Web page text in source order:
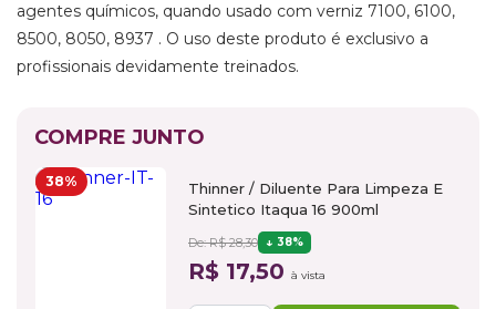
agentes químicos, quando usado com verniz 7100, 6100,
8500, 8050, 8937 . O uso deste produto é exclusivo a
profissionais devidamente treinados.
COMPRE JUNTO
38%
Thinner / Diluente Para Limpeza E
Sintetico Itaqua 16 900ml
De: R$ 28,30 38%
R$ 17,50 à vista